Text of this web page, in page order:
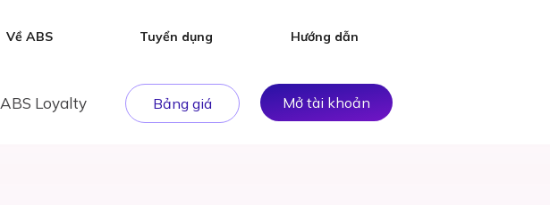
Về ABS Tuyển dụng Hướng dẫn
ABS Loyalty Bảng giá Mở tài khoản